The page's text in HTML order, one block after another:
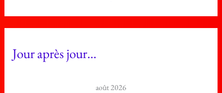
Jour après jour…
août 2026